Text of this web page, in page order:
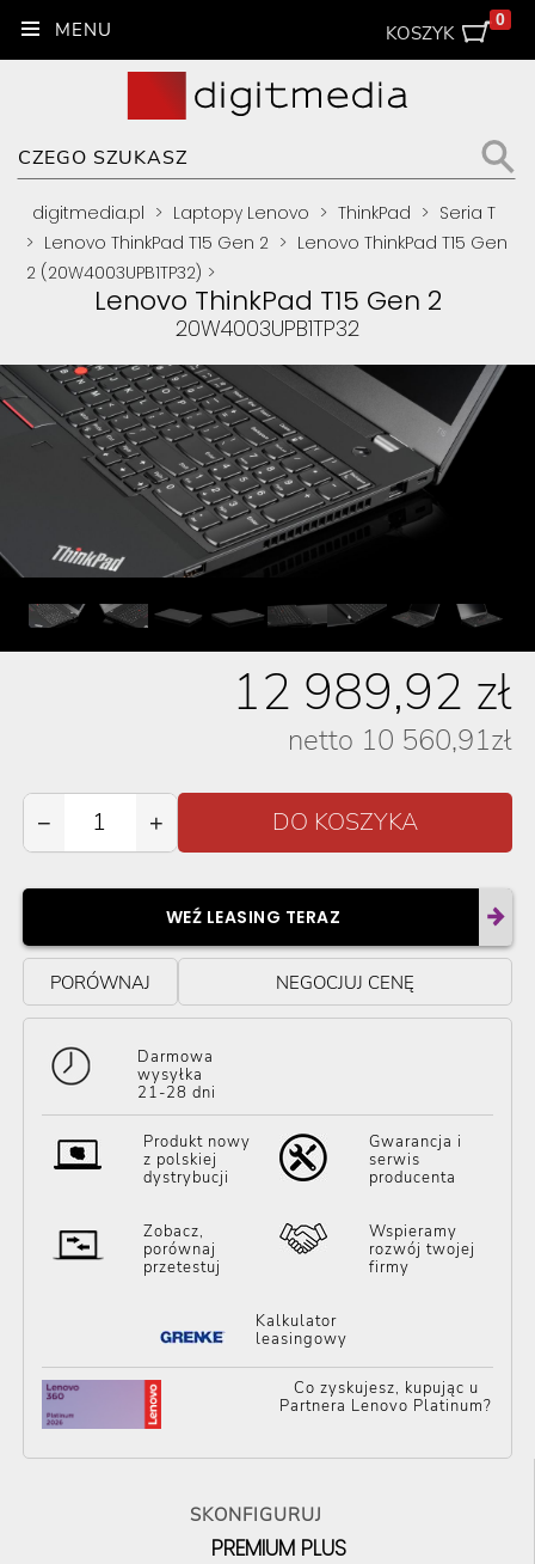
KOSZYK
0
digitmedia.pl > Laptopy Lenovo > ThinkPad > Seria T
> Lenovo ThinkPad T15 Gen 2 > Lenovo ThinkPad T15 Gen
2 (20W4003UPB1TP32) >
Lenovo ThinkPad T15 Gen 2
20W4003UPB1TP32
12 989,92 zł
netto 10 560,91zł
− +
WEŹ LEASING TERAZ
PORÓWNAJ NEGOCJUJ CENĘ
Darmowa
wysyłka
21-28 dni
Produkt nowy
z polskiej
dystrybucji
Gwarancja i
serwis
producenta
Zobacz,
porównaj
przetestuj
Wspieramy
rozwój twojej
firmy
Kalkulator
leasingowy
Co zyskujesz, kupując u
Partnera Lenovo Platinum?
SKONFIGURUJ
PREMIUM PLUS